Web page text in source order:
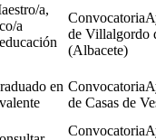
a,
a
de Villalgordo
(Albacete)
en
de Casas de